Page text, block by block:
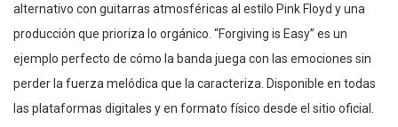
alternativo con guitarras atmosféricas al estilo Pink Floyd y una
producción que prioriza lo orgánico. “Forgiving is Easy” es un
ejemplo perfecto de cómo la banda juega con las emociones sin
perder la fuerza melódica que la caracteriza. Disponible en todas
las plataformas digitales y en formato físico desde el sitio oficial.